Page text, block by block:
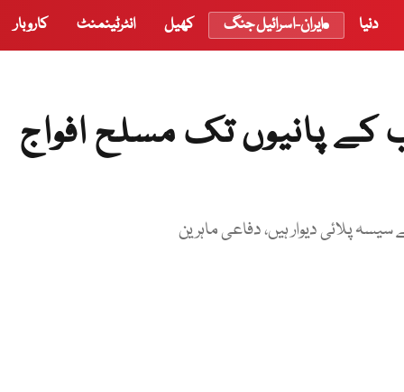
دنیا ایران-اسرائیل جنگ کھیل انٹرٹینمنٹ کاروبار
پانیوں تک مسلح افواج
پلائی دیوار ہیں، دفاعی ماہرین